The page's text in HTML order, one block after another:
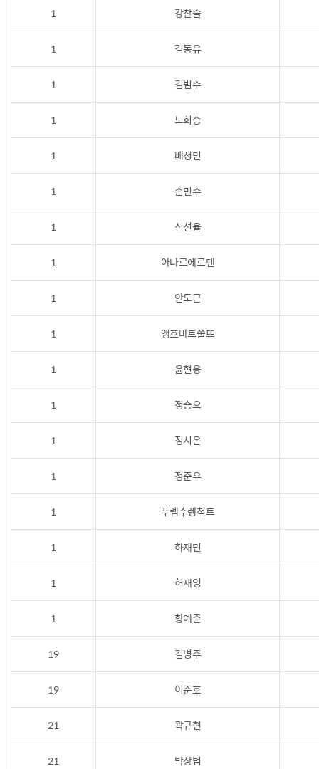
1 강찬솔
1 김동유
1 김범수
1 노희승
1 배정민
1 손민수
1 신선율
1 아나르에르덴
1 안도근
1 앵흐바트쑬뜨
1 윤현웅
1 정승오
1 정시온
1 정준우
1 푸렙수렝척트
1 하재민
1 허재영
1 황예준
19 김병주
19 이준호
21 곽규현
21 박상범